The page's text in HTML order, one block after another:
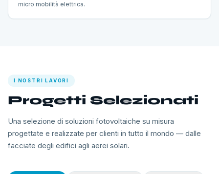
micro mobilità elettrica.
I NOSTRI LAVORI
Progetti Selezionati
Una selezione di soluzioni fotovoltaiche su misura
progettate e realizzate per clienti in tutto il mondo — dalle
facciate degli edifici agli aerei solari.